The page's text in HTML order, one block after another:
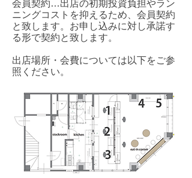
​会員契約…出店の初期投資負担やラン
ニングコストを抑えるため、会員契約
と致します。お申し込みに対し承諾す
る形で契約と致します。
出店場所・会費については以下をご参
照ください。